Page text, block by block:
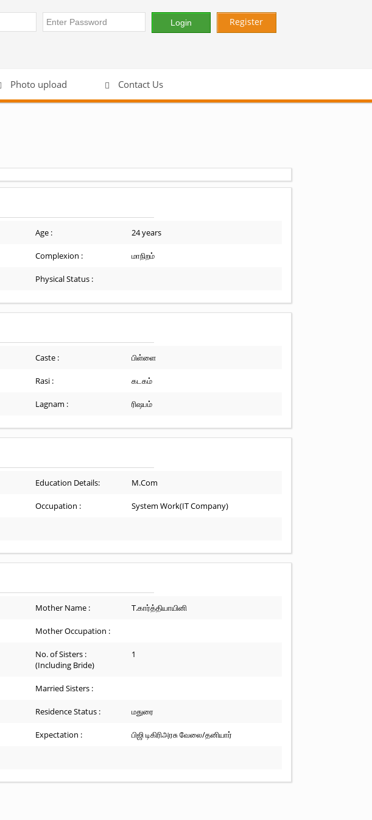
Register
Photo upload Contact Us
Age : 24 years
Complexion : மாநிறம்
Physical Status :
Caste : பிள்ளை
Rasi : கடகம்
Lagnam : ரிஷபம்
Education Details: M.Com
Occupation : System Work(IT Company)
Mother Name : T.கார்த்தியாயினி
Mother Occupation :
No. of Sisters :
(Including Bride)
1
Married Sisters :
Residence Status : மதுரை
Expectation : பிஜி டிகிரிஅரசு வேலை/தனியார்